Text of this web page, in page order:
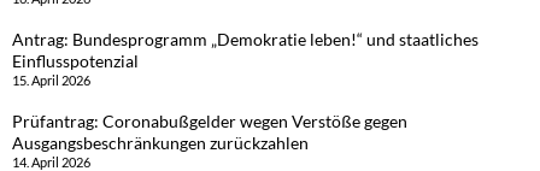
Antrag: Bundesprogramm „Demokratie leben!“ und staatliches
Einflusspotenzial
15. April 2026
Prüfantrag: Coronabußgelder wegen Verstöße gegen
Ausgangsbeschränkungen zurückzahlen
14. April 2026